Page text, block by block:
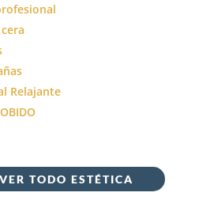
Relajante
VER TODO ESTÉTICA